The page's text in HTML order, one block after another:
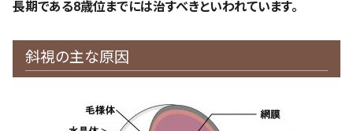
長期である8歳位までには治すべきといわれています。
斜視の主な原因